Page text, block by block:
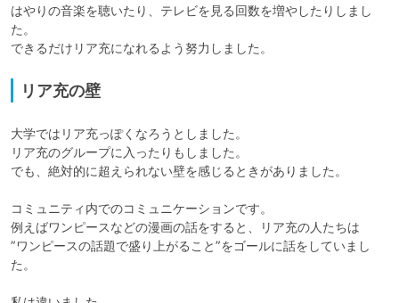
はやりの音楽を聴いたり、テレビを見る回数を増やしたりしまし
た。
できるだけリア充になれるよう努力しました。
リア充の壁
大学ではリア充っぽくなろうとしました。
リア充のグループに入ったりもしました。
でも、絶対的に超えられない壁を感じるときがありました。
コミュニティ内でのコミュニケーションです。
例えばワンピースなどの漫画の話をすると、リア充の人たちは
”ワンピースの話題で盛り上がること”をゴールに話をしていまし
た。